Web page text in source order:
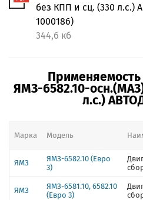
без КПП и сц. (330 л.с.)
1000186)
344,6 кб
ЯМЗ-6582.10-
л.с.)
Марка Модель
ЯМЗ
ЯМЗ-6582.10 (Евро
3)
ЯМЗ
ЯМЗ-6581.10, 6582.10
(Евро 3)